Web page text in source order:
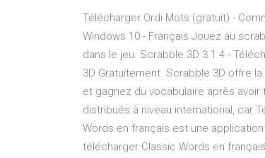
Télécharger Ordi Mots (gratuit) -
Windows 10 - Français Jouez au
dans le jeu. Scrabble 3D 3.1.4 -
3D Gratuitement. Scrabble 3D offre
et gagnez du vocabulaire après
distribués à niveau international, car
Words en français est une
télécharger Classic Words en